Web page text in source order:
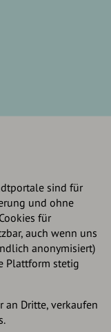
sind für
und ohne
für
auch wenn uns
anonymisiert)
Plattform stetig
an Dritte, verkaufen